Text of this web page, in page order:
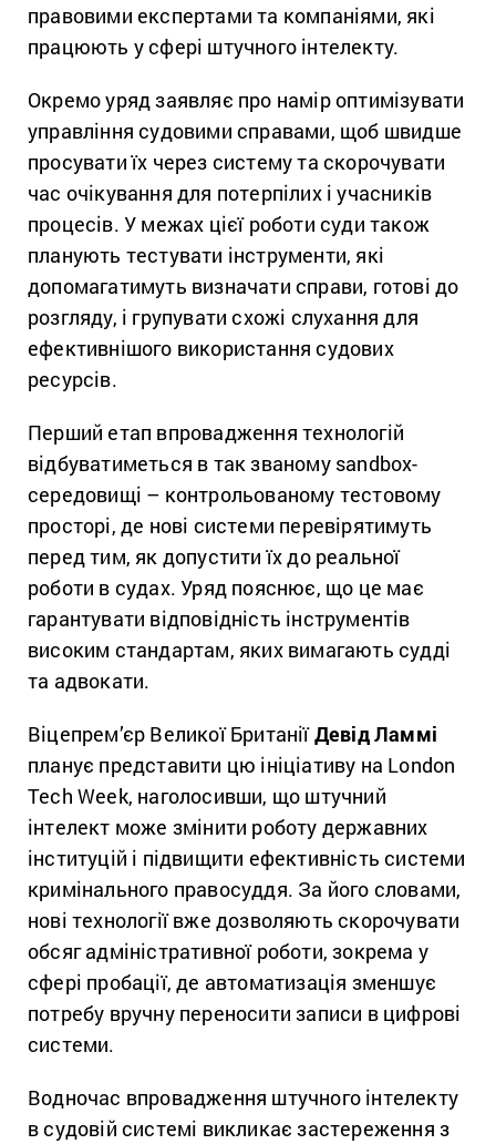
правовими експертами та компаніями, які
працюють у сфері штучного інтелекту.
Окремо уряд заявляє про намір оптимізувати
управління судовими справами, щоб швидше
просувати їх через систему та скорочувати
час очікування для потерпілих і учасників
процесів. У межах цієї роботи суди також
планують тестувати інструменти, які
допомагатимуть визначати справи, готові до
розгляду, і групувати схожі слухання для
ефективнішого використання судових
ресурсів.
Перший етап впровадження технологій
відбуватиметься в так званому sandbox-
середовищі – контрольованому тестовому
просторі, де нові системи перевірятимуть
перед тим, як допустити їх до реальної
роботи в судах. Уряд пояснює, що це має
гарантувати відповідність інструментів
високим стандартам, яких вимагають судді
та адвокати.
Віцепрем’єр Великої БританіїДевід Ламмі
планує представити цю ініціативу на London
Tech Week, наголосивши, що штучний
інтелект може змінити роботу державних
інституцій і підвищити ефективність системи
кримінального правосуддя. За його словами,
нові технології вже дозволяють скорочувати
обсяг адміністративної роботи, зокрема у
сфері пробації, де автоматизація зменшує
потребу вручну переносити записи в цифрові
системи.
Водночас впровадження штучного інтелекту
в судовій системі викликає застереження з